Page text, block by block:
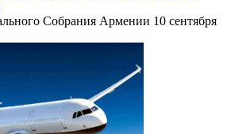
Собрания Армении 10 сентября